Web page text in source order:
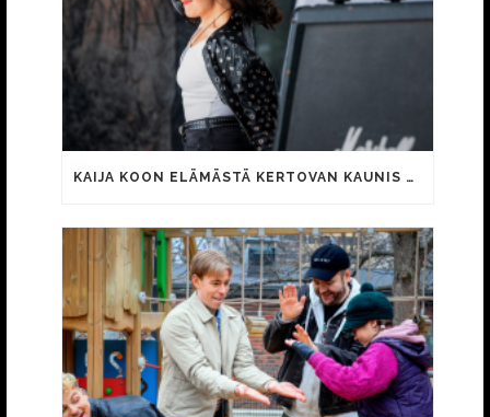
KAIJA KOON ELÄMÄSTÄ KERTOVAN KAUNIS RIETAS ONNELLINEN -ELOKUVAN TRAILER JULKI